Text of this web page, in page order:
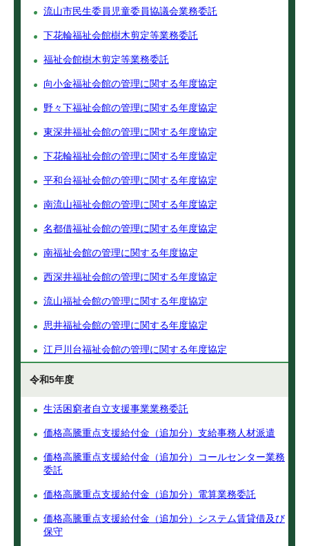
流山市民生委員児童委員協議会業務委託
下花輪福祉会館樹木剪定等業務委託
福祉会館樹木剪定等業務委託
向小金福祉会館の管理に関する年度協定
野々下福祉会館の管理に関する年度協定
東深井福祉会館の管理に関する年度協定
下花輪福祉会館の管理に関する年度協定
平和台福祉会館の管理に関する年度協定
南流山福祉会館の管理に関する年度協定
名都借福祉会館の管理に関する年度協定
南福祉会館の管理に関する年度協定
西深井福祉会館の管理に関する年度協定
流山福祉会館の管理に関する年度協定
思井福祉会館の管理に関する年度協定
江戸川台福祉会館の管理に関する年度協定
令和5年度
生活困窮者自立支援事業業務委託
価格高騰重点支援給付金（追加分）支給事務人材派遣
価格高騰重点支援給付金（追加分）コールセンター業務
委託
価格高騰重点支援給付金（追加分）電算業務委託
価格高騰重点支援給付金（追加分）システム賃貸借及び
保守